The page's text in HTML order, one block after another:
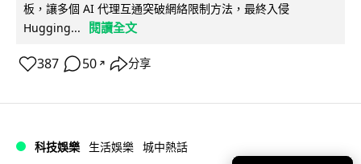
板，讓多個 AI 代理互通突破網絡限制方法，最終入侵
Hugging...
閱讀全文
387 50 ↗ 分享
科技娛樂 生活娛樂 城中熱話